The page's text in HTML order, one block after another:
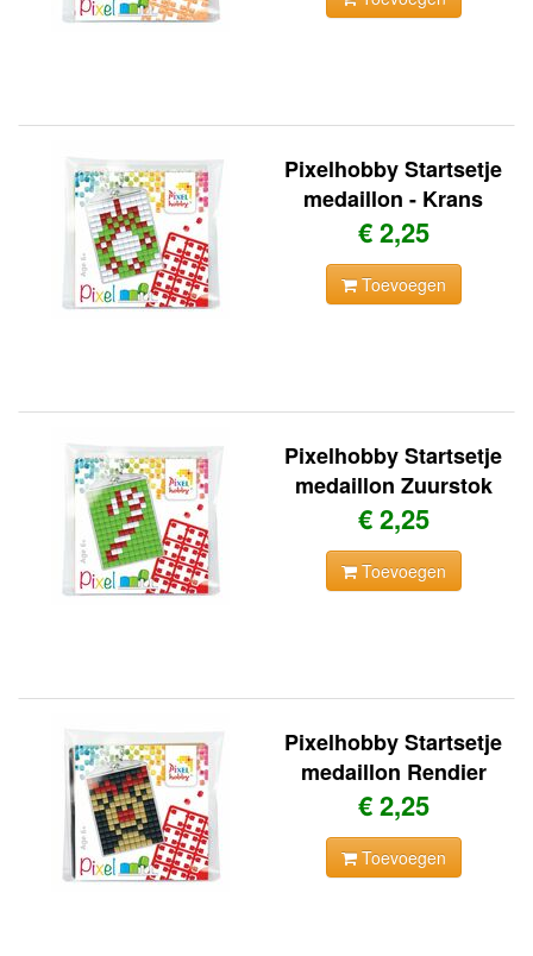
Pixelhobby Startsetje
medaillon - Krans
€ 2,25
Toevoegen
Pixelhobby Startsetje
medaillon Zuurstok
€ 2,25
Toevoegen
Pixelhobby Startsetje
medaillon Rendier
€ 2,25
Toevoegen